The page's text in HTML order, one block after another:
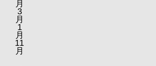
月
3
月
1
月
11
月